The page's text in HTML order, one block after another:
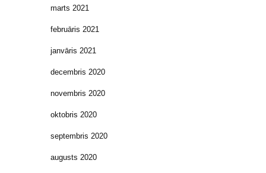
marts 2021
februāris 2021
janvāris 2021
decembris 2020
novembris 2020
oktobris 2020
septembris 2020
augusts 2020